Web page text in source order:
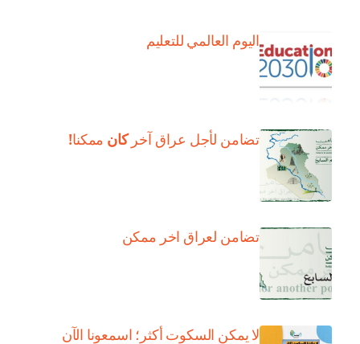
اليوم العالمي للتعليم
تضامن لأجل عراق آخركان ممكنا!
تضامن لعراق اخر ممكن
لا يمكن السكوت أكثر؛ اسمعونا الآن